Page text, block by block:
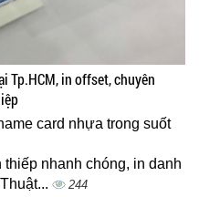
Tp.HCM, in offset, chuyên
card nhựa trong suốt
thiếp nhanh chóng, in danh
244